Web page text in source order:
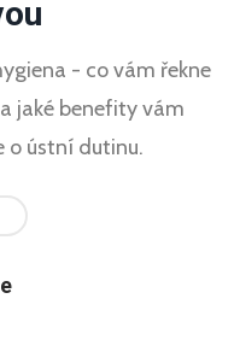
- co vám řekne
jaké benefity vám
o ústní dutinu.